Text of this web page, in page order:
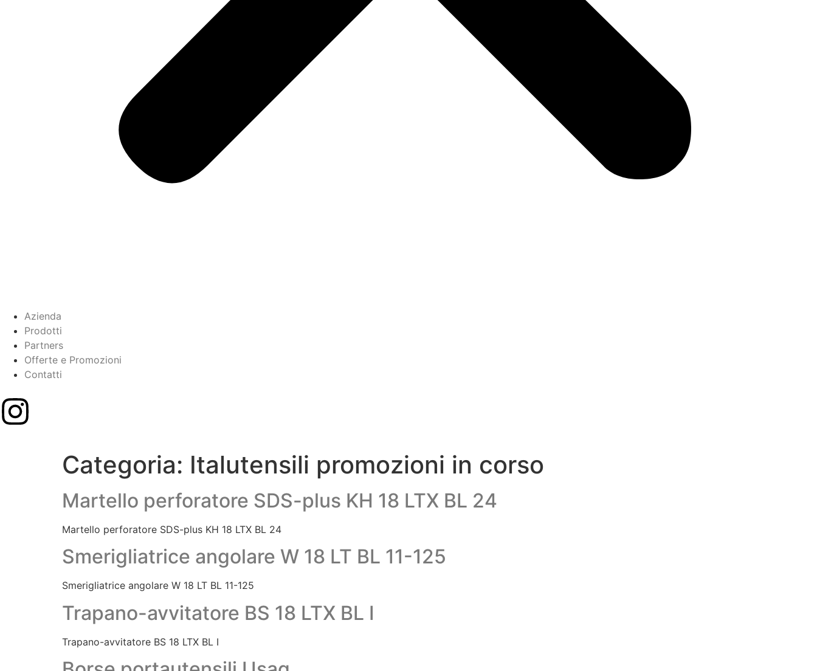
Azienda
Prodotti
Partners
Offerte e Promozioni
Contatti
Categoria: Italutensili promozioni in corso
Martello perforatore SDS-plus KH 18 LTX BL 24
Martello perforatore SDS-plus KH 18 LTX BL 24
Smerigliatrice angolare W 18 LT BL 11-125
Smerigliatrice angolare W 18 LT BL 11-125
Trapano-avvitatore BS 18 LTX BL I
Trapano-avvitatore BS 18 LTX BL I